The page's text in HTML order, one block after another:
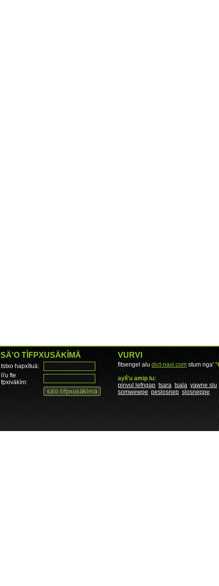
SÄ'O TÌFPXUSÄKÌMÄ
tstxo hapxìtuä:
lì'u fte
fpxiväkìm:
VURVI
fìtsengel alu dict-navi.com stum nga'
aylì'u amip lu:
pinvul lefngap tsara tsala yawne slu
somwewpe peslosnep slosneppe